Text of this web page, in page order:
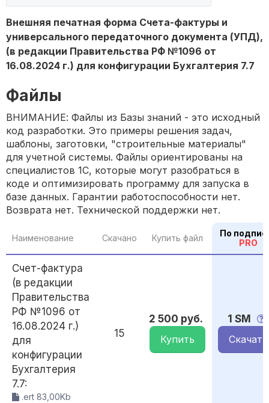
Внешняя печатная форма Счета-фактуры и
универсального передаточного документа (УПД),
(в редакции Правительства РФ №1096 от
16.08.2024 г.) для конфигурации Бухгалтерия 7.7
Файлы
ВНИМАНИЕ: Файлы из Базы знаний - это исходный
код разработки. Это примеры решения задач,
шаблоны, заготовки, "строительные материалы"
для учетной системы. Файлы ориентированы на
специалистов 1С, которые могут разобраться в
коде и оптимизировать программу для запуска в
базе данных. Гарантии работоспособности нет.
Возврата нет. Технической поддержки нет.
Наименование Скачано Купить файл
По
PRO
Счет-фактура
(в редакции
Правительства
РФ №1096 от
16.08.2024 г.)
для
конфигурации
Бухгалтерия
7.7:
.ert 83,00Kb
15
2 500 руб.
Купить
1 SM
Скачать